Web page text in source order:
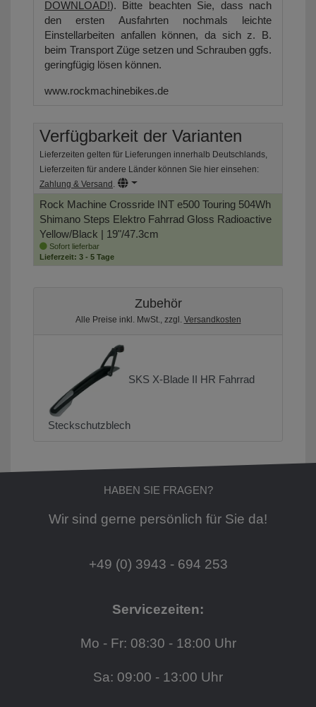
DOWNLOAD!). Bitte beachten Sie, dass nach
den ersten Ausfahrten nochmals leichte
Einstellarbeiten anfallen können, da sich z. B.
beim Transport Züge setzen und Schrauben ggfs.
geringfügig lösen können.
www.rockmachinebikes.de
Verfügbarkeit der Varianten
Lieferzeiten gelten für Lieferungen innerhalb Deutschlands,
Lieferzeiten für andere Länder können Sie hier einsehen:
Zahlung & Versand .
Rock Machine Crossride INT e500 Touring 504Wh
Shimano Steps Elektro Fahrrad Gloss Radioactive
Yellow/Black | 19"/47.3cm
Sofort lieferbar
Lieferzeit: 3 - 5 Tage
Zubehör
Alle Preise inkl. MwSt., zzgl. Versandkosten
SKS X-Blade II HR Fahrrad
Steckschutzblech
HABEN SIE FRAGEN?
Wir sind gerne persönlich für Sie da!
+49 (0) 3943 - 694 253
Servicezeiten:
Mo - Fr: 08:30 - 18:00 Uhr
Sa: 09:00 - 13:00 Uhr